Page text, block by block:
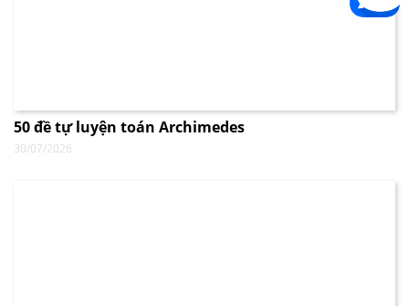
50 đề tự luyện toán Archimedes
30/07/2026